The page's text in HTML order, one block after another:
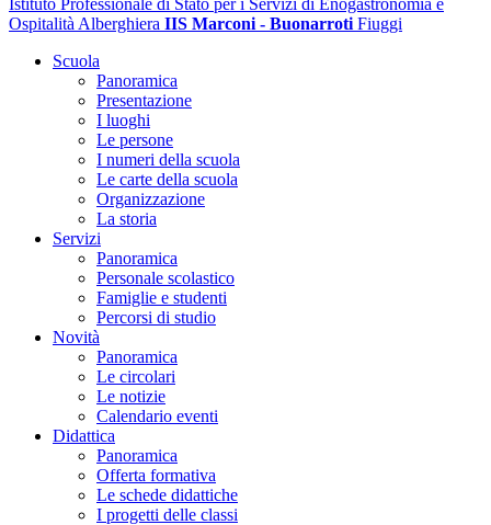
Istituto Professionale di Stato per i Servizi di Enogastronomia e
Ospitalità Alberghiera IIS Marconi - Buonarroti Fiuggi
Scuola
Panoramica
Presentazione
I luoghi
Le persone
I numeri della scuola
Le carte della scuola
Organizzazione
La storia
Servizi
Panoramica
Personale scolastico
Famiglie e studenti
Percorsi di studio
Novità
Panoramica
Le circolari
Le notizie
Calendario eventi
Didattica
Panoramica
Offerta formativa
Le schede didattiche
I progetti delle classi